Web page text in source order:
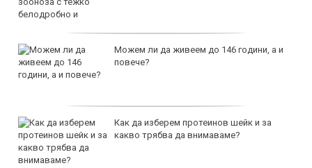
Можем ли да живеем до 146 години, а и
повече?
Как да изберем протеинов шейк и за
какво трябва да внимаваме?